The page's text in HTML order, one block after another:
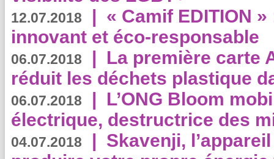
12.07.2018 | « Camif EDITION
innovant et éco-responsable
06.07.2018 | La première carte
réduit les déchets plastique
06.07.2018 | L’ONG Bloom
électrique, destructrice des
04.07.2018 | Skavenji,